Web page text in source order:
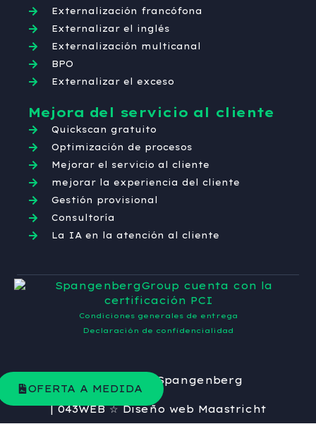
Externalización francófona
Externalizar el inglés
Externalización multicanal
BPO
Externalizar el exceso
Mejora del servicio al cliente
Quickscan gratuito
Optimización de procesos
Mejorar el servicio al cliente
mejorar la experiencia del cliente
Gestión provisional
Consultoría
La IA en la atención al cliente
Condiciones generales de entrega
Declaración de confidencialidad
Grupo Spangenberg
| 043WEB ☆ Diseño web Maastricht
OFERTA A MEDIDA